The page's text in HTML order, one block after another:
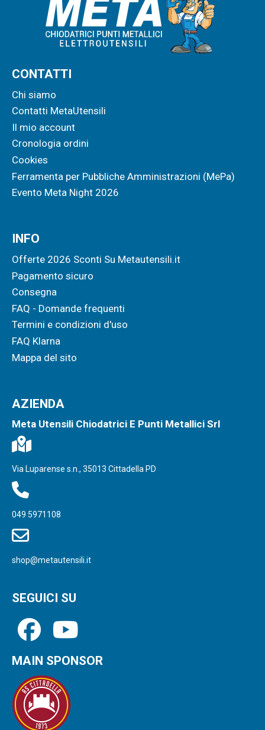
CONTATTI
Chi siamo
Contatti MetaUtensili
Il mio account
Cronologia ordini
Cookies
Ferramenta per Pubbliche Amministrazioni (MePa)
Evento Meta Night 2026
INFO
Offerte 2026 Sconti Su Metautensili.it
Pagamento sicuro
Consegna
FAQ - Domande frequenti
Termini e condizioni d'uso
FAQ Klarna
Mappa del sito
AZIENDA
Meta Utensili Chiodatrici E Punti Metallici Srl
Via Luparense s.n., 35013 Cittadella PD
049 5971108
shop@metautensili.it
SEGUICI SU
MAIN SPONSOR